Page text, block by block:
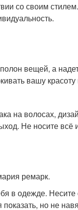
со своим
вещей, а
вашу красоту
на волосах,
Не носите всё
ремарк.
в одежде. Несите
но не